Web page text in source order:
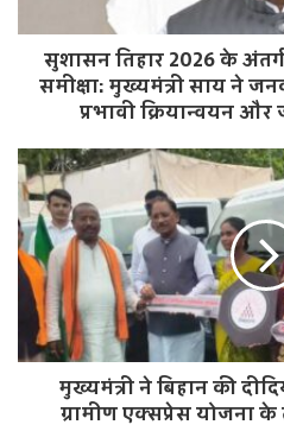
सुशासन तिहार 2026 के
समीक्षा: मुख्यमंत्री साय ने
प्रभावी क्रियान्वयन
मुख्यमंत्री ने बिहान की
ग्रामीण एक्सप्रेस योजना